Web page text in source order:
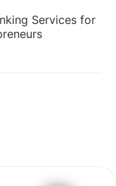
Services for